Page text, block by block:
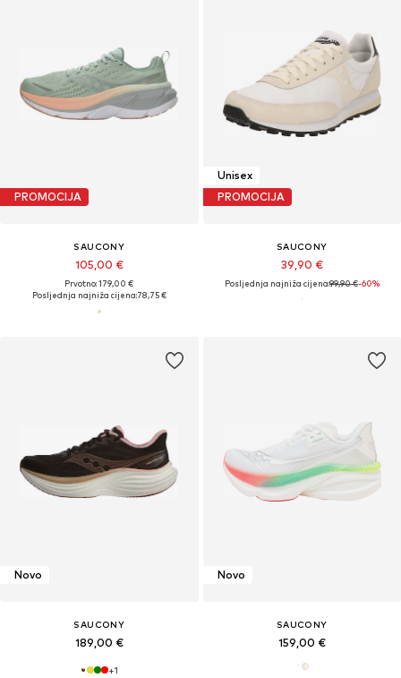
PROMOCIJA
SAUCONY
105,00 €
Prvotno: 179,00 €
Posljednja najniža cijena:78,75 €
Unisex
PROMOCIJA
SAUCONY
39,90 €
Posljednja najniža cijena:99,90 €-60%
Novo
SAUCONY
189,00 €
+1
Novo
SAUCONY
159,00 €